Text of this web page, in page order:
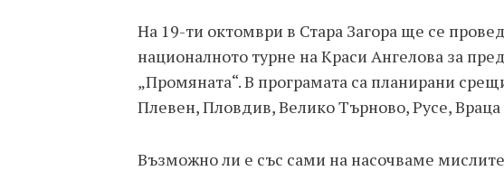
На 19-ти октомври в Стара Загора ще се
националното турне на Краси Ангелова за
„Промяната“. В програмата са планирани
Плевен, Пловдив, Велико Търново, Русе,
Възможно ли е със сами на насочваме